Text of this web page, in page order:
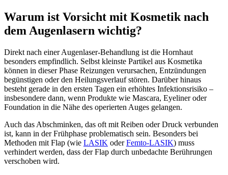
Warum ist Vorsicht mit Kosmetik nach
dem Augenlasern wichtig?
Direkt nach einer Augenlaser-Behandlung ist die Hornhaut
besonders empfindlich. Selbst kleinste Partikel aus Kosmetika
können in dieser Phase Reizungen verursachen, Entzündungen
begünstigen oder den Heilungsverlauf stören. Darüber hinaus
besteht gerade in den ersten Tagen ein erhöhtes Infektionsrisiko –
insbesondere dann, wenn Produkte wie Mascara, Eyeliner oder
Foundation in die Nähe des operierten Auges gelangen.
Auch das Abschminken, das oft mit Reiben oder Druck verbunden
ist, kann in der Frühphase problematisch sein. Besonders bei
Methoden mit Flap (wie LASIK oderFemto-LASIK) muss
verhindert werden, dass der Flap durch unbedachte Berührungen
verschoben wird.